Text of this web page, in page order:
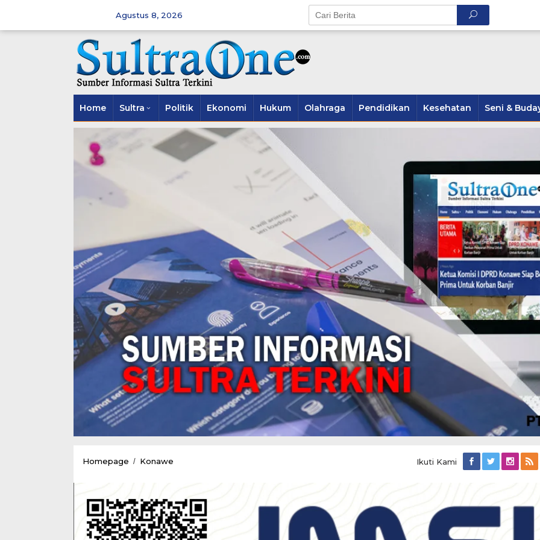
Agustus 8, 2026
Home Sultra Politik Ekonomi Hukum Olahraga Pendidikan Kesehatan Seni &
Homepage / Konawe
Instruksi
Penghentian
Pemungutan
di
Ikuti Kami